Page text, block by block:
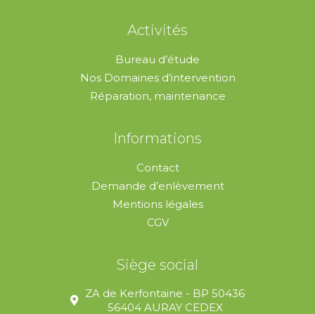
Activités
Bureau d’étude
Nos Domaines d’intervention
Réparation, maintenance
Informations
Contact
Demande d’enlèvement
Mentions légales
CGV
Siège social
ZA de Kerfontaine - BP 50436
56404 AURAY CEDEX